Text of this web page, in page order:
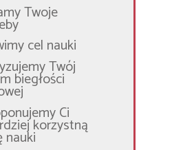
Twoje
cel nauki
Twój
biegłości
Ci
korzystną
nauki